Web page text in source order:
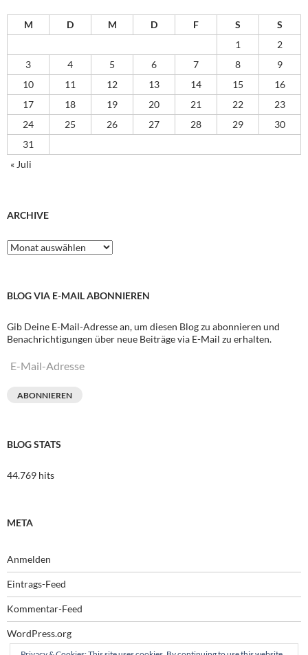
M D M D F S
S
1
2
3
4 5 6 7 8
9
10
11 12 13 14 15
16
17
18 19 20 21 22
23
24
25 26 27 28 29
30
31
« Juli
ARCHIVE
Archive
BLOG VIA E-MAIL ABONNIEREN
Gib Deine E-Mail-Adresse an, um diesen Blog zu abonnieren und
Benachrichtigungen über neue Beiträge via E-Mail zu erhalten.
E-
ABONNIEREN
BLOG STATS
44.769 hits
META
Anmelden
Eintrags-Feed
Kommentar-Feed
WordPress.org